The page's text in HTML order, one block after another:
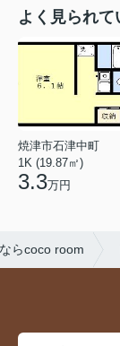
よく見られて
焼津市石津中町
1K (19.87㎡)
3.3万円
らcoco room